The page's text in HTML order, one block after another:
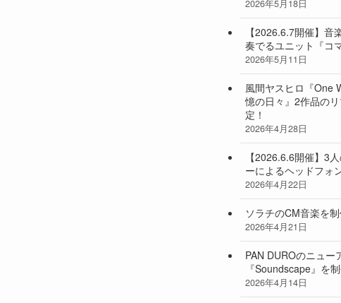
2026年5月18日
【2026.6.7開催】音
奏でるユニット『コ
2026年5月11日
風間ヤスヒロ『One
憶の日々』2作品の
定！
2026年4月28日
【2026.6.6開催】3
ーによるヘッドフォ
2026年4月22日
ソラチのCM音楽を
2026年4月21日
PAN DUROのニュー
『Soundscape』を
2026年4月14日